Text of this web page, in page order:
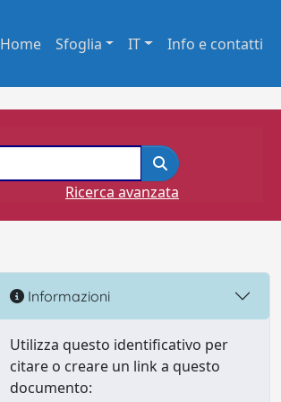
Home Sfoglia IT Info e contatti
Ricerca avanzata
Informazioni
Utilizza questo identificativo per
citare o creare un link a questo
documento: